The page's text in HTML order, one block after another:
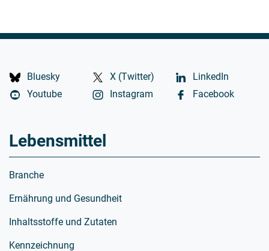
Bluesky X (Twitter)
LinkedIn
Youtube
Instagram Facebook
Lebensmittel
Branche
Ernährung und Gesundheit
Inhaltsstoffe und Zutaten
Kennzeichnung